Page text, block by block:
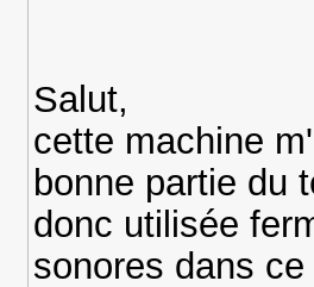
Salut,
cette machine
bonne partie du
donc utilisée
sonores dans